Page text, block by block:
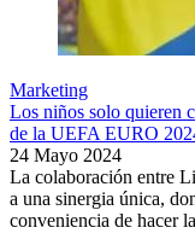
Marketing
Los niños solo quieren
de la UEFA EURO
24 Mayo 2024
La colaboración entre
a una sinergia única,
conveniencia de hacer